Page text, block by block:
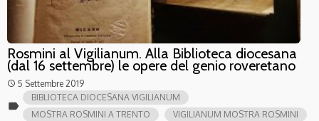
Rosmini al Vigilianum. Alla Biblioteca diocesana
(dal 16 settembre) le opere del genio roveretano
access_time 5 Settembre 2019
label
BIBLIOTECA DIOCESANA VIGILIANUM
MOSTRA ROSMINI A TRENTO
VIGILIANUM MOSTRA ROSMINI